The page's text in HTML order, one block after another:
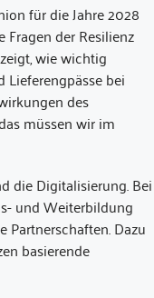
für die Jahre 2028
Fragen der Resilienz
wie wichtig
bei
des
müssen wir im
die Digitalisierung. Bei
und Weiterbildung
Dazu
basierende